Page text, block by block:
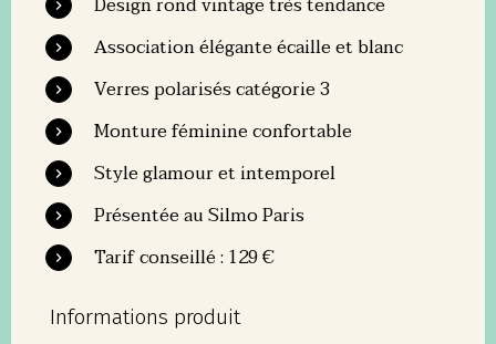
Association élégante écaille et blanc
Verres polarisés catégorie 3
Monture féminine confortable
Style glamour et intemporel
Présentée au Silmo Paris
Tarif conseillé : 129 €
Informations produit